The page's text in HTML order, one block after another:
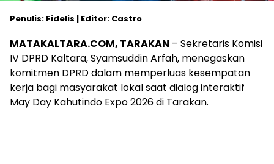
Penulis: Fidelis | Editor: Castro
MATAKALTARA.COM, TARAKAN – Sekretaris Komisi
IV DPRD Kaltara, Syamsuddin Arfah, menegaskan
komitmen DPRD dalam memperluas kesempatan
kerja bagi masyarakat lokal saat dialog interaktif
May Day Kahutindo Expo 2026 di Tarakan.